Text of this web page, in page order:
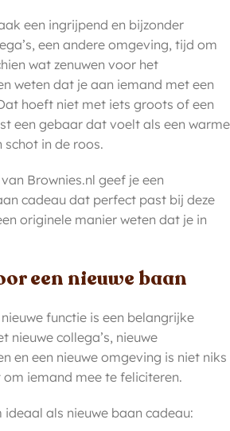
een ingrijpend en bijzonder
een andere omgeving, tijd om
wat zenuwen voor het
weten dat je aan iemand met een
hoeft niet met iets groots of een
een gebaar dat voelt als een warme
schot in de roos.
van Brownies.nl geef je een
cadeau dat perfect past bij deze
originele manier weten dat je in
een nieuwe baan
functie is een belangrijke
nieuwe collega’s, nieuwe
en een nieuwe omgeving is niet niks
iemand mee te feliciteren.
als nieuwe baan cadeau: